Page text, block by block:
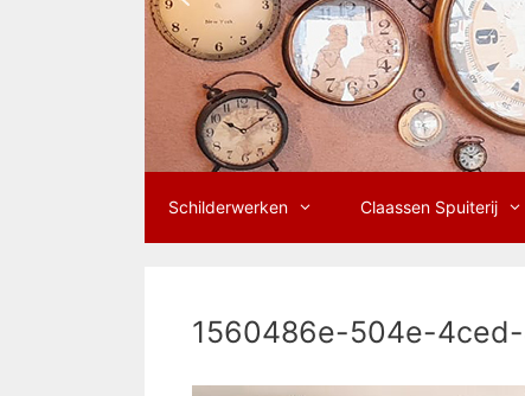
Schilderwerken Claassen Spuiterij
1560486e-504e-